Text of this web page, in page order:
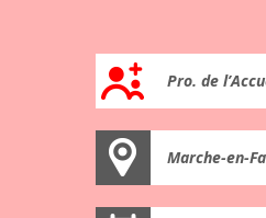
Pro. de
Marche-en-